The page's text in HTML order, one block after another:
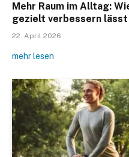
Mehr Raum im Alltag:
gezielt verbessern lässt
22. April 2026
mehr lesen